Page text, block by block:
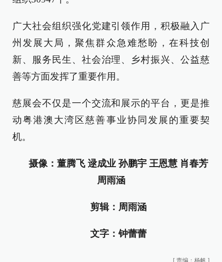
广大社会组织强化党建引领作用，积极融入广
州发展大局，聚焦群众急难愁盼，在科技创
新、服务民生、社会治理、乡村振兴、公益慈
善等方面发挥了重要作用。
慈展会不仅是一个交流和展示的平台，更是推
动粤港澳大湾区慈善事业协同发展的重要契
机。
摄像：董腾飞 逯成业 孙鹏宇 王恩慧 肖春芳
周雨涵
剪辑：周雨涵
文字：钟蕾蕾
[ 责编：杨帆 ]